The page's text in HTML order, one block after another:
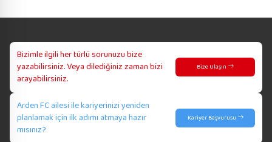
Bizimle ilgili her türlü sorunuzu bize
yazabilirsiniz. Veya dilediğiniz zaman bizi
arayabilirsiniz.
Bize Ulaşın
Arden FC ailesi ile kariyerinizi yeniden
planlamak için ilk adımı atmaya hazır
mısınız?
Kariyer Başvurusu